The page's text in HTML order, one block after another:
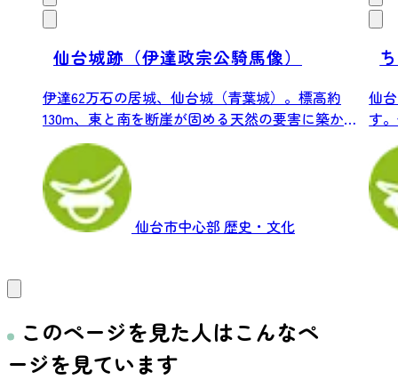
仙台城跡（伊達政宗公騎馬像）
伊達62万石の居城、仙台城（青葉城）。標高約
130m、東と南を断崖が固める天然の要害に築かれ
仙台市中心部 歴史・文化
仙
す
ど
このページを見た人はこんなペ
ージを見ています